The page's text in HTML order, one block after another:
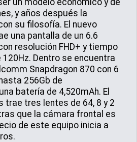
y años después la
su filosofía. El nuevo
una pantalla de un 6.6
resolución FHD+ y tiempo
Dentro se encuentra
Snapdragon 870 con 6
256Gb de
batería de 4,520mAh. El
trae tres lentes de 64, 8 y 2
que la cámara frontal es
de este equipo inicia a